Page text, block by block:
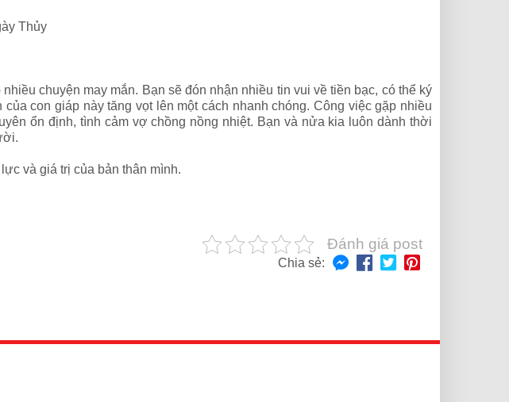
Thủy
nhiều chuyện may mắn. Bạn sẽ đón nhận nhiều tin vui về tiền bạc, có thể ký
con giáp này tăng vọt lên một cách nhanh chóng. Công việc gặp nhiều
ổn định, tình cảm vợ chồng nồng nhiệt. Bạn và nửa kia luôn dành thời
và giá trị của bản thân mình.
Đánh giá post
Chia sẻ: